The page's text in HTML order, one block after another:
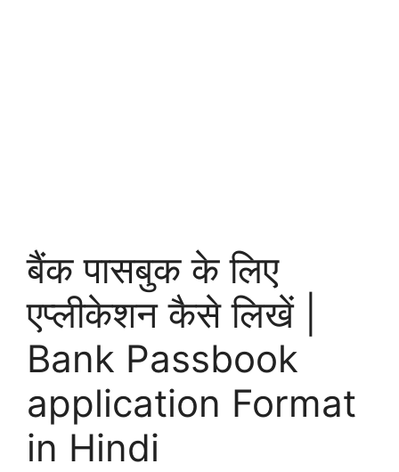
बैंक पासबुक के लिए
एप्लीकेशन कैसे लिखें |
Bank Passbook
application Format
in Hindi